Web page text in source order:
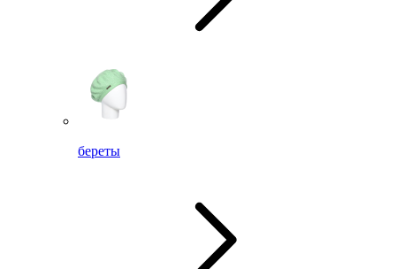
береты